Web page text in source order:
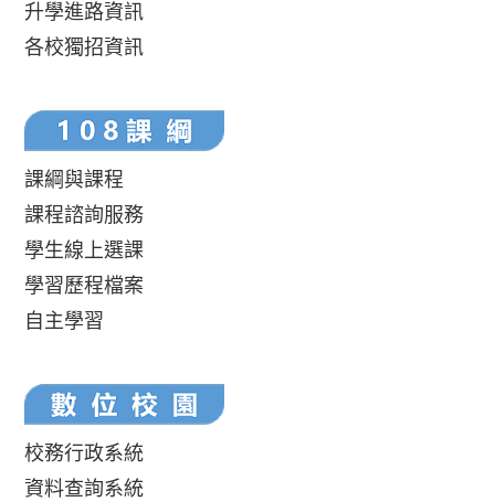
升學進路資訊
各校獨招資訊
課綱與課程
課程諮詢服務
學生線上選課
學習歷程檔案
自主學習
校務行政系統
資料查詢系統